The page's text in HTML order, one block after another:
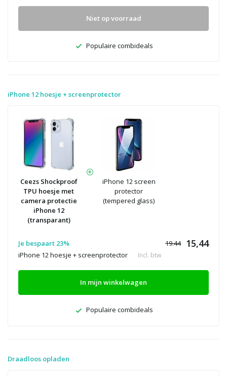
Niet op voorraad
Populaire combideals
iPhone 12 hoesje + screenprotector
Ceezs Shockproof
TPU hoesje met
camera protectie
iPhone 12
(transparant)
iPhone 12 screen
protector
(tempered glass)
Je bespaart 23% 19.44 15,44
iPhone 12 hoesje + screenprotector Incl. btw
In mijn winkelwagen
Populaire combideals
Draadloos opladen